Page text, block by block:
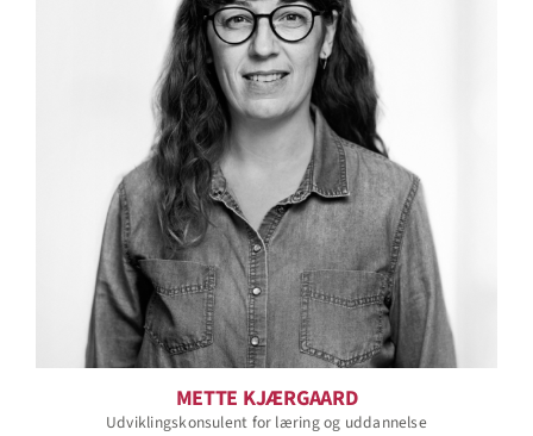
METTE KJÆRGAARD
Udviklingskonsulent for læring og uddannelse